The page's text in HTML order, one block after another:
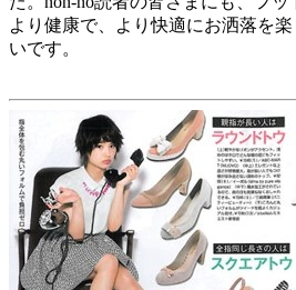
より健康で、より快適にお洒落を
いです。